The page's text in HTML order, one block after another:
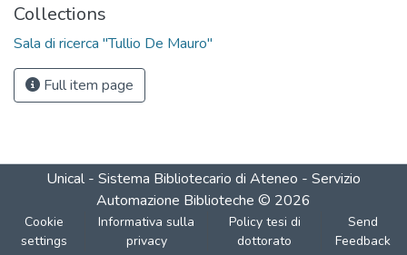
Collections
Sala di ricerca "Tullio De Mauro"
Full item page
Unical - Sistema Bibliotecario di Ateneo - Servizio
Automazione Biblioteche © 2026
Cookie
settings
Informativa sulla
privacy
Policy tesi di
dottorato
Send
Feedback